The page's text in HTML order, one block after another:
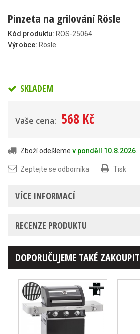
Pinzeta na grilování Rösle
Kód produktu: ROS-25064
Výrobce: Rösle
SKLADEM
Vaše cena: 568 Kč
Zboží odešleme v pondělí 10.8.2026.
Zeptejte se odborníka Tisk
VÍCE INFORMACÍ
RECENZE PRODUKTU
DOPORUČUJEME TAKÉ ZAKOUPIT